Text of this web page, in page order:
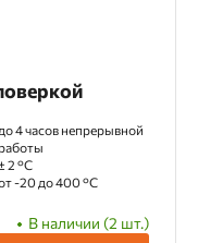
до 4 часов непрерывной
работы
2 °C
-20 до 400 °С
В наличии (2 шт.)